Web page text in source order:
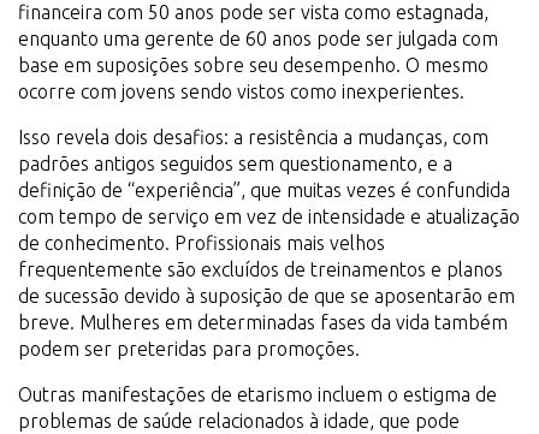
financeira com 50 anos pode ser vista como estagnada,
enquanto uma gerente de 60 anos pode ser julgada com
base em suposições sobre seu desempenho. O mesmo
ocorre com jovens sendo vistos como inexperientes.
Isso revela dois desafios: a resistência a mudanças, com
padrões antigos seguidos sem questionamento, e a
definição de “experiência”, que muitas vezes é confundida
com tempo de serviço em vez de intensidade e atualização
de conhecimento. Profissionais mais velhos
frequentemente são excluídos de treinamentos e planos
de sucessão devido à suposição de que se aposentarão em
breve. Mulheres em determinadas fases da vida também
podem ser preteridas para promoções.
Outras manifestações de etarismo incluem o estigma de
problemas de saúde relacionados à idade, que pode